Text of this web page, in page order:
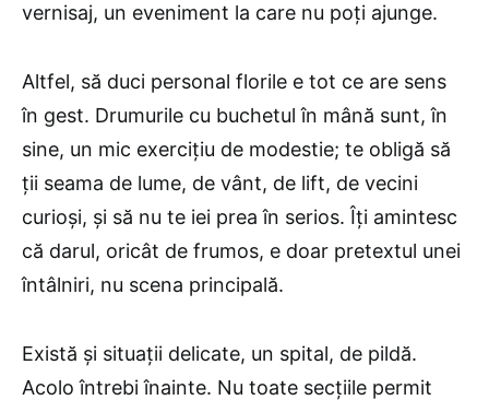
vernisaj, un eveniment la care nu poți ajunge.
Altfel, să duci personal florile e tot ce are sens
în gest. Drumurile cu buchetul în mână sunt, în
sine, un mic exercițiu de modestie; te obligă să
ții seama de lume, de vânt, de lift, de vecini
curioși, și să nu te iei prea în serios. Îți amintesc
că darul, oricât de frumos, e doar pretextul unei
întâlniri, nu scena principală.
Există și situații delicate, un spital, de pildă.
Acolo întrebi înainte. Nu toate secțiile permit